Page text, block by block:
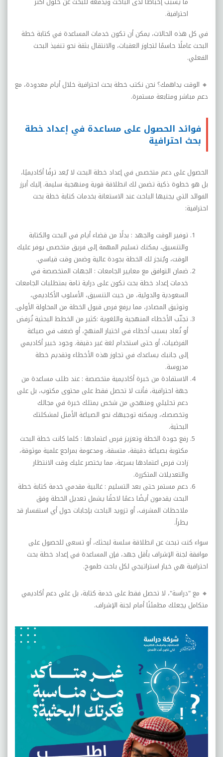
احترافية.
في كل هذه الحالات، يمكن أن تكون خدمات المساعدة في كتابة خطة
البحث عاملًا حاسمًا لتجاوز العقبات، والانتقال بثقة نحو تنفيذ البحث
الفعلي.
🔸 الوقت يداهمك؟ نحن نكتب خطة بحث احترافية خلال أيام معدودة، مع
دعم مباشر ومتابعة مستمرة.
فوائد الحصول على مساعدة في إعداد خطة
بحث احترافية
الحصول على دعم متخصص في إعداد خطة البحث لا يُعد ترفًا أكاديميًا،
بل هو خطوة ذكية تضمن لك انطلاقة قوية ومنهجية سليمة. إليك أبرز
الفوائد التي يجنيها الباحث عند الاستعانة بخدمات كتابة خطة بحث
احترافية:
توفير الوقت والجهد : بدلًا من قضاء أيام في البحث والكتابة
والتنسيق، يمكنك تسليم المهمة إلى فريق متخصص يوفر عليك
الوقت، ويُنجز لك الخطة بجودة عالية وضمن وقت قياسي.
ضمان التوافق مع معايير الجامعات : الجهات المتخصصة في
خدمات إعداد خطة بحث تكون على دراية تامة بمتطلبات الجامعات
السعودية والدولية، من حيث التنسيق، الأسلوب الأكاديمي،
وتوثيق المصادر، مما يرفع فرص قبول الخطة من المحاولة الأولى.
تجنّب الأخطاء المنهجية واللغوية :كثير من الخطط البحثية تُرفض
أو تُعاد بسبب أخطاء في اختيار المنهج، أو ضعف في صياغة
الفرضيات، أو حتى استخدام لغة غير دقيقة. وجود خبير أكاديمي
إلى جانبك يساعدك في تجاوز هذه الأخطاء وتقديم خطة
مدروسة.
الاستفادة من خبرة أكاديمية متخصصة : عند طلب مساعدة من
جهة احترافية، فأنت لا تحصل فقط على محتوى مكتوب، بل على
دعم تحليلي ومنهجي من شخص يمتلك خبرة في مجالك
وتخصصك، ويمكنه توجيهك نحو الصياغة الأمثل لمشكلتك
البحثية.
رفع جودة الخطة وتعزيز فرص اعتمادها : كلما كانت خطة البحث
مكتوبة بصياغة دقيقة، متسقة، ومدعومة بمراجع علمية موثوقة،
زادت فرص اعتمادها بسرعة، مما يختصر عليك وقت الانتظار
والتعديلات المتكررة.
دعم مستمر حتى بعد التسليم : غالبية مقدمي خدمة كتابة خطة
البحث يقدمون أيضًا دعمًا لاحقًا يشمل تعديل الخطة وفق
ملاحظات المشرف، أو تزويد الباحث بإجابات حول أي استفسار قد
يطرأ.
سواء كنت تبحث عن انطلاقة سلسة لبحثك، أو تسعى للحصول على
موافقة لجنة الإشراف بأقل جهد، فإن المساعدة في إعداد خطة بحث
احترافية هي خيار استراتيجي لكل باحث طموح.
🔸 مع "دراسة"، لا تحصل فقط على خدمة كتابة، بل على دعم أكاديمي
متكامل يجعلك مطمئنًا أمام لجنة الإشراف.